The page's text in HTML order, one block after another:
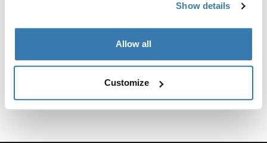
Show details
Allow all
Customize
Toggle guides and instructions
Инструкции